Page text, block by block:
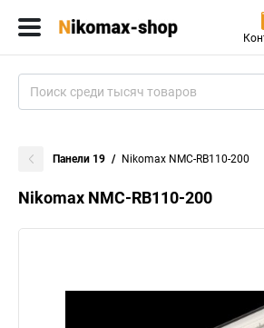
Панели 19 Nikomax NMC-RB110-200
Nikomax NMC-RB110-200